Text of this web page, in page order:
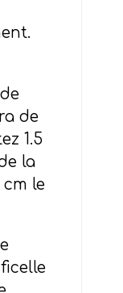
de
1.5
la
le